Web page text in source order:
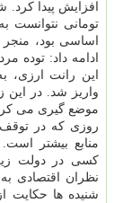
تومانی نتوانست
اساسی بود،
ادامه داد: توده
این رانت ارزی،
روزی كه در
منابع بیشتر
كسی در دولت
نظران اقتصادی
شنیده ها حكایت